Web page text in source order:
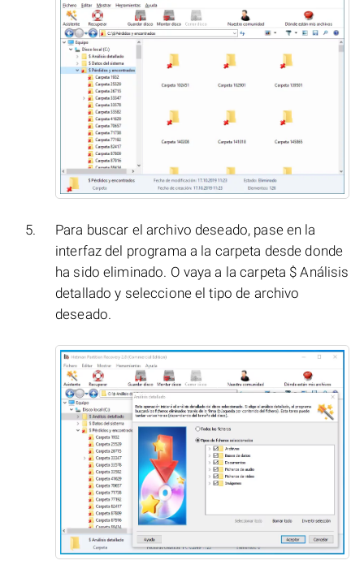
Para buscar el archivo deseado, pase en la
interfaz del programa a la carpeta desde donde
ha sido eliminado. O vaya a la carpeta $ Análisis
detallado y seleccione el tipo de archivo
deseado.